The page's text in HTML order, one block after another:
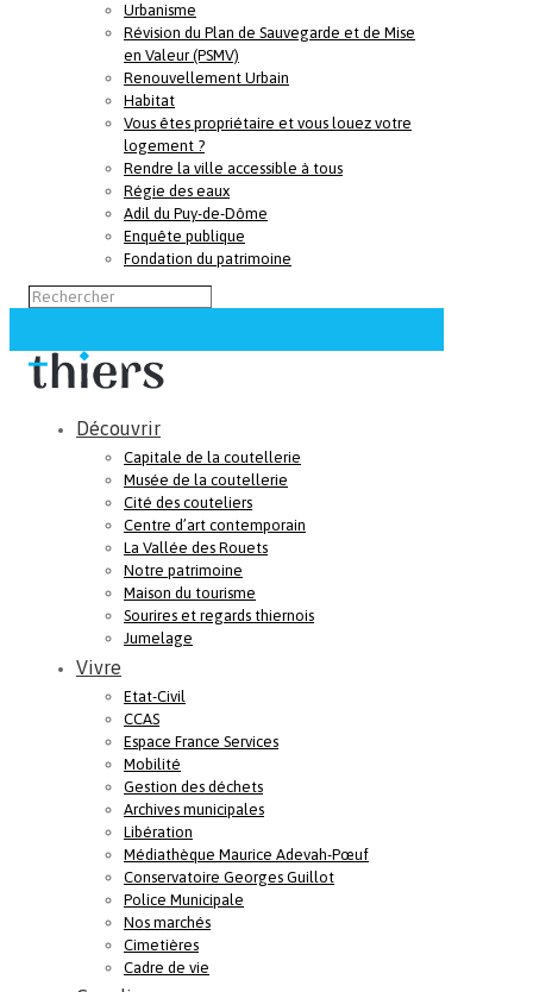
Urbanisme
Révision du Plan de Sauvegarde et de Mise
en Valeur (PSMV)
Renouvellement Urbain
Habitat
Vous êtes propriétaire et vous louez votre
logement ?
Rendre la ville accessible à tous
Régie des eaux
Adil du Puy-de-Dôme
Enquête publique
Fondation du patrimoine
Découvrir
Capitale de la coutellerie
Musée de la coutellerie
Cité des couteliers
Centre d’art contemporain
La Vallée des Rouets
Notre patrimoine
Maison du tourisme
Sourires et regards thiernois
Jumelage
Vivre
Etat-Civil
CCAS
Espace France Services
Mobilité
Gestion des déchets
Archives municipales
Libération
Médiathèque Maurice Adevah-Pœuf
Conservatoire Georges Guillot
Police Municipale
Nos marchés
Cimetières
Cadre de vie